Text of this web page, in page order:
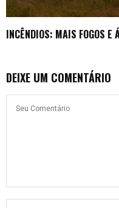
INCÊNDIOS: MAIS FOGOS
DEIXE UM COMENTÁRIO